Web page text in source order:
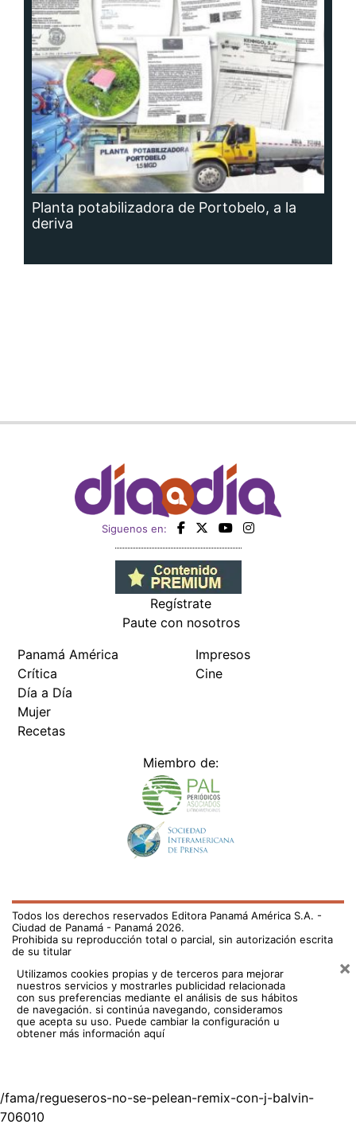
Planta potabilizadora de Portobelo, a la
deriva
Siguenos en:
Regístrate
Paute con nosotros
Panamá América
Crítica
Día a Día
Mujer
Recetas
Impresos
Cine
Miembro de:
Todos los derechos reservados Editora Panamá América S.A. -
Ciudad de Panamá - Panamá 2026.
Prohibida su reproducción total o parcial, sin autorización escrita
de su titular
Utilizamos cookies propias y de terceros para mejorar
nuestros servicios y mostrarles publicidad relacionada
con sus preferencias mediante el análisis de sus hábitos
de navegación. si continúa navegando, consideramos
que acepta su uso. Puede cambiar la configuración u
obtener más información aquí
×
/fama/regueseros-no-se-pelean-remix-con-j-balvin-
706010